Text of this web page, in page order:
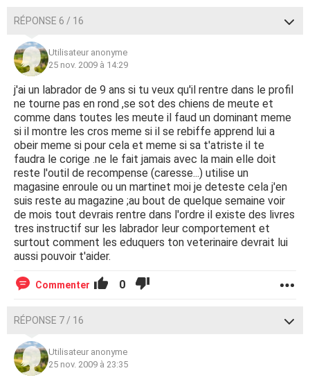
RÉPONSE 6 / 16
Utilisateur anonyme
25 nov. 2009 à 14:29
j'ai un labrador de 9 ans si tu veux qu'il rentre dans le profil
ne tourne pas en rond ,se sot des chiens de meute et
comme dans toutes les meute il faud un dominant meme
si il montre les cros meme si il se rebiffe apprend lui a
obeir meme si pour cela et meme si sa t'atriste il te
faudra le corige .ne le fait jamais avec la main elle doit
reste l'outil de recompense (caresse...) utilise un
magasine enroule ou un martinet moi je deteste cela j'en
suis reste au magazine ;au bout de quelque semaine voir
de mois tout devrais rentre dans l'ordre il existe des livres
tres instructif sur les labrador leur comportement et
surtout comment les eduquers ton veterinaire devrait lui
aussi pouvoir t'aider.
Commenter 0
RÉPONSE 7 / 16
Utilisateur anonyme
25 nov. 2009 à 23:35